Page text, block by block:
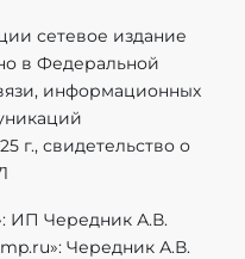
сетевое издание
в Федеральной
информационных
г., свидетельство о
ИП Чередник А.В.
Чередник А.В.